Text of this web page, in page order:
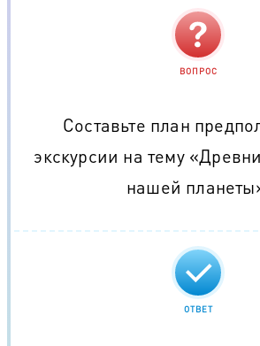
ВОПРОС
Составьте план
экскурсии на тему
нашей
ОТВЕТ